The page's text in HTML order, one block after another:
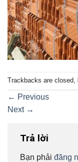
Trackbacks are closed,
← Previous
Next →
Trả lời
Bạn phải đăng